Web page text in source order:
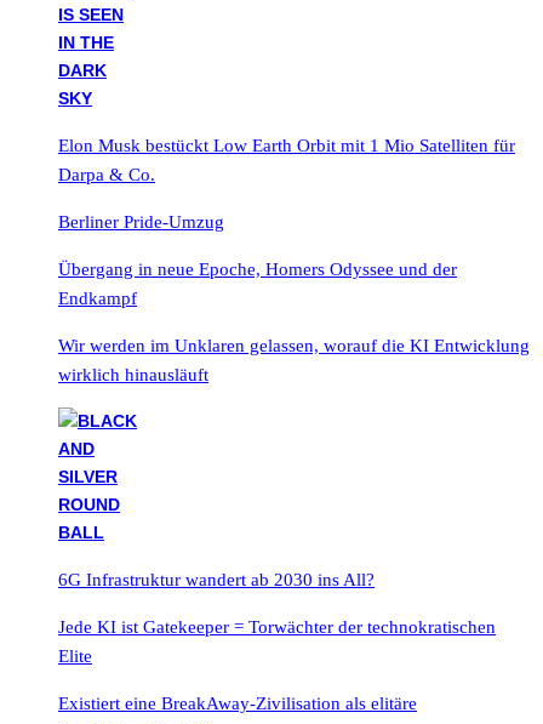
Elon Musk bestückt Low Earth Orbit mit 1 Mio Satelliten für
Darpa & Co.
Berliner Pride-Umzug
Übergang in neue Epoche, Homers Odyssee und der
Endkampf
Wir werden im Unklaren gelassen, worauf die KI Entwicklung
wirklich hinausläuft
6G Infrastruktur wandert ab 2030 ins All?
Jede KI ist Gatekeeper = Torwächter der technokratischen
Elite
Existiert eine BreakAway-Zivilisation als elitäre